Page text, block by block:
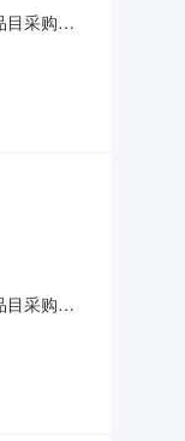
目采购单
目采购单